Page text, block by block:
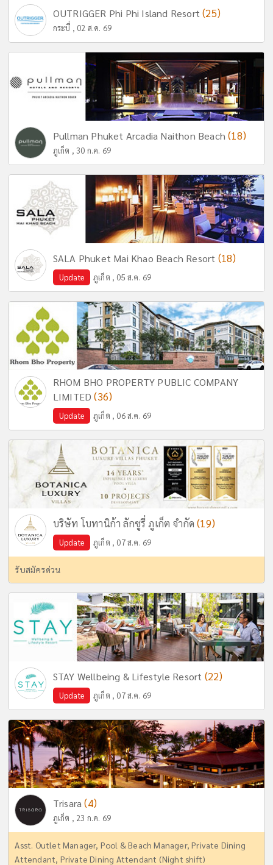
OUTRIGGER Phi Phi Island Resort(25)
กระบี่ , 02 ส.ค. 69
Pullman Phuket Arcadia Naithon Beach(18)
ภูเก็ต , 30 ก.ค. 69
SALA Phuket Mai Khao Beach Resort (18)
Update ภูเก็ต , 05 ส.ค. 69
RHOM BHO PROPERTY PUBLIC COMPANY
LIMITED(36)
Update ภูเก็ต , 06 ส.ค. 69
บริษัท โบทานิก้า ลักซูรี่ ภูเก็ต จำกัด(19)
Update ภูเก็ต , 07 ส.ค. 69
รับสมัครด่วน
STAY Wellbeing & Lifestyle Resort (22)
Update ภูเก็ต , 07 ส.ค. 69
Trisara(4)
ภูเก็ต , 23 ก.ค. 69
Asst. Outlet Manager, Pool & Beach Manager, Private Dining
Attendant, Private Dining Attendant (Night shift)